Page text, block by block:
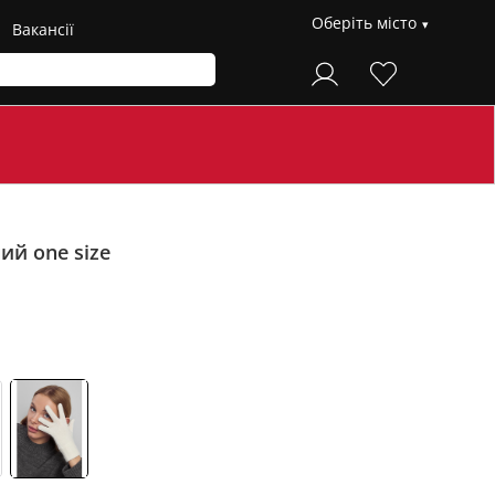
Вакансії Оберіть місто
one size